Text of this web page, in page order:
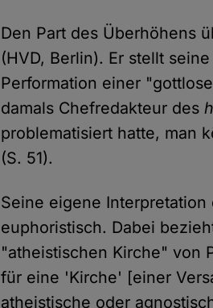
Den Part des Überhöhens
(HVD, Berlin). Er stellt
Performation einer
damals Chefredakteur des
problematisiert hatte, man
(S. 51).
Seine eigene
euphoristisch. Dabei
"atheistischen Kirche" von
für eine 'Kirche' [einer
atheistische oder